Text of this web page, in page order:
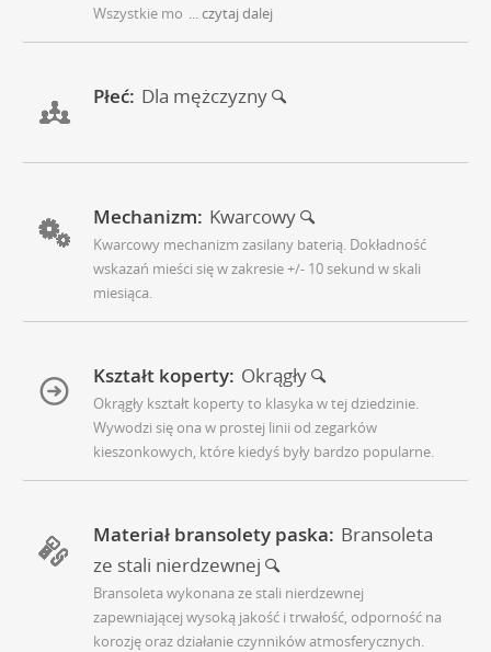
Wszystkie mo ... czytaj dalej
Płeć: Dla mężczyzny
Mechanizm: Kwarcowy
Kwarcowy mechanizm zasilany baterią. Dokładność
wskazań mieści się w zakresie +/- 10 sekund w skali
miesiąca.
Kształt koperty: Okrągły
Okrągły kształt koperty to klasyka w tej dziedzinie.
Wywodzi się ona w prostej linii od zegarków
kieszonkowych, które kiedyś były bardzo popularne.
Materiał bransolety paska: Bransoleta
ze stali nierdzewnej
Bransoleta wykonana ze stali nierdzewnej
zapewniającej wysoką jakość i trwałość, odporność na
korozję oraz działanie czynników atmosferycznych.